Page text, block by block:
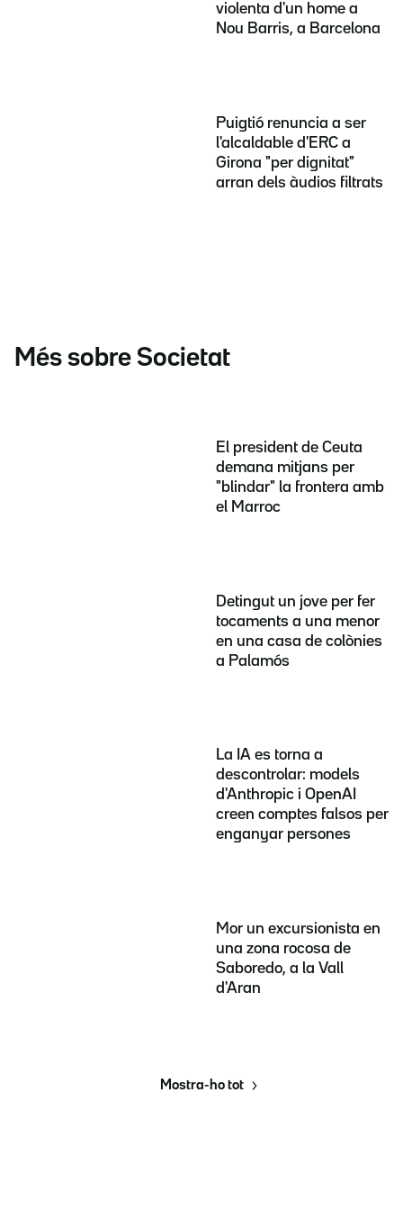
violenta d'un home a
Nou Barris, a Barcelona
Puigtió renuncia a ser
l'alcaldable d'ERC a
Girona "per dignitat"
arran dels àudios filtrats
Més sobre Societat
El president de Ceuta
demana mitjans per
"blindar" la frontera amb
el Marroc
Detingut un jove per fer
tocaments a una menor
en una casa de colònies
a Palamós
La IA es torna a
descontrolar: models
d'Anthropic i OpenAI
creen comptes falsos per
enganyar persones
Mor un excursionista en
una zona rocosa de
Saboredo, a la Vall
d'Aran
Mostra-ho tot